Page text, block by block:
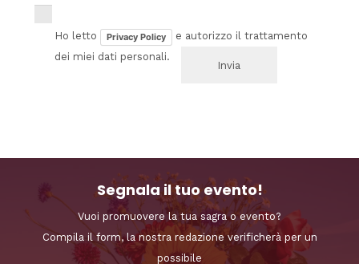
Ho letto Privacy Policy
e autorizzo il trattamento
dei miei dati personali.
Segnala il tuo evento!
Vuoi promuovere la tua sagra o evento?
Compila il form, la nostra redazione verificherà per un
possibile